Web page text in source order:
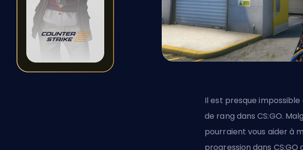
Il est presque
de rang dans CS:GO.
pourraient vous aider à
progression dans CS:GO